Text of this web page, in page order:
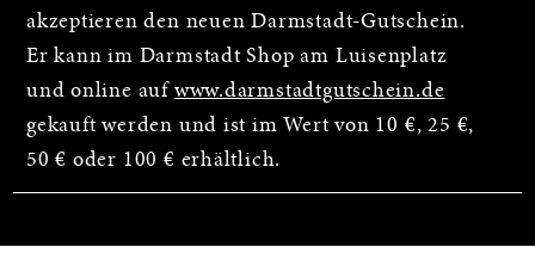
akzeptieren den neuen Darmstadt-Gutschein.
Er kann im Darmstadt Shop am Luisenplatz
und online auf www.darmstadtgutschein.de
gekauft werden und ist im Wert von 10 €, 25 €,
50 € oder 100 € erhältlich.